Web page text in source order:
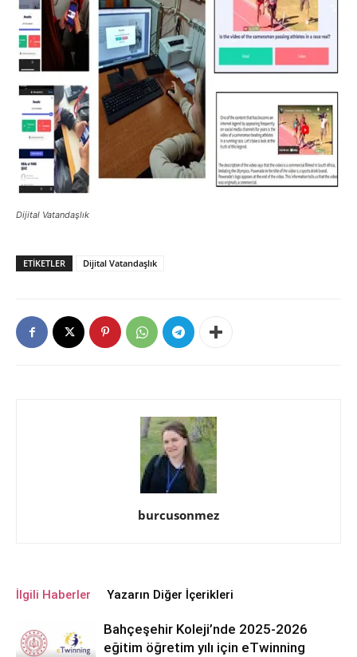
Dijital Vatandaşlık
ETIKETLER Dijital Vatandaşlık
burcusonmez
İlgili Haberler Yazarın Diğer İçerikleri
Bahçeşehir Koleji’nde 2025-2026
eğitim öğretim yılı için eTwinning